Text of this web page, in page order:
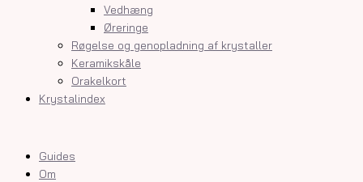
Vedhæng
Øreringe
Røgelse og genopladning af krystaller
Keramikskåle
Orakelkort
Krystalindex
Guides
Om